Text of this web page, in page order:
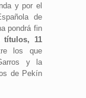
y por el
de
pondrá fin
títulos, 11
los que
y la
de Pekín